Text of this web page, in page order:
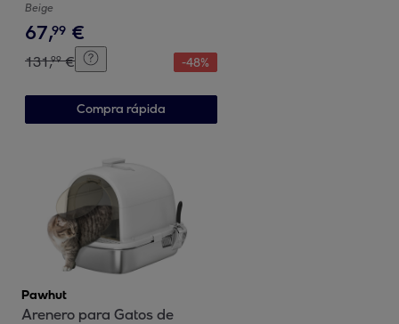
Rascador para Gatos con
Altura Ajustable Múltiples
Plataformas Cestos Hamaca
Bolas Colgantes Beige
Beige
67,99 €
131,99 € -48%
Compra rápida
Pawhut
Arenero para Gatos de